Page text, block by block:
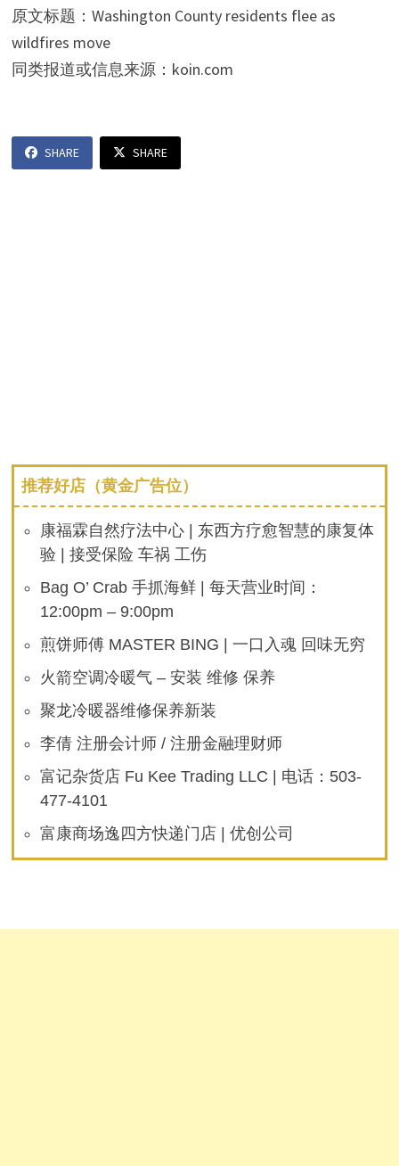
d
e
原文标题：Washington County residents flee as
wildfires move
同类报道或信息来源：koin.com
SHARE SHARE
推荐好店（黄金广告位）
康福霖自然疗法中心 | 东西方疗愈智慧的康复体
验 | 接受保险 车祸 工伤
Bag O’ Crab 手抓海鲜 | 每天营业时间：
12:00pm – 9:00pm
煎饼师傅 MASTER BING | 一口入魂 回味无穷
火箭空调冷暖气 – 安装 维修 保养
聚龙冷暖器维修保养新装
李倩 注册会计师 / 注册金融理财师
富记杂货店 Fu Kee Trading LLC | 电话：503-
477-4101
富康商场逸四方快递门店 | 优创公司